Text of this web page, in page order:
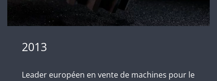
2013
Leader européen en vente de machines pour le